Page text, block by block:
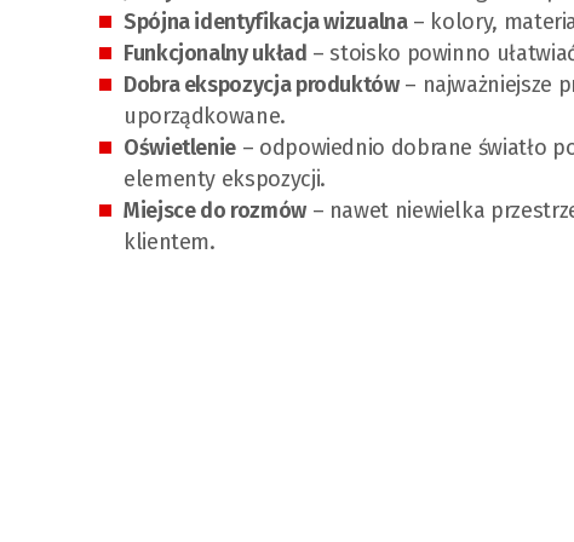
Spójna identyfikacja wizualna– kolory,
Funkcjonalny układ – stoisko powinno
Dobra ekspozycja produktów– najważniejsze
uporządkowane.
Oświetlenie – odpowiednio dobrane światło
elementy ekspozycji.
Miejsce do rozmów– nawet niewielka
klientem.